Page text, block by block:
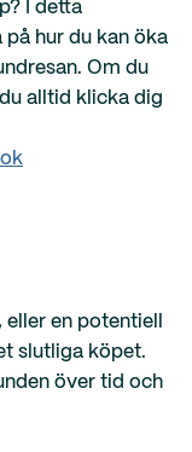
I detta
hur du kan öka
Om du
alltid klicka dig
en potentiell
slutliga köpet.
över tid och